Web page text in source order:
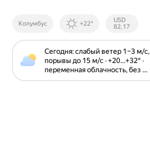
Колумбус +22°
Курсы ЦБ
РФ
USD
82,17
Сегодня: слабый ветер 1⁠–⁠3 м⁠/⁠с,
порывы до 15 м⁠/⁠с · +20⁠…⁠+32⁠° ·
переменная облачность, без
осадков